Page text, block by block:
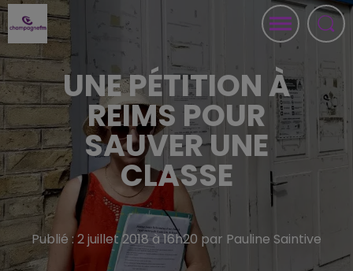
UNE PÉTITION À
REIMS POUR
SAUVER UNE
CLASSE
Publié : 2 juillet 2018 à 16h20 par Pauline Saintive